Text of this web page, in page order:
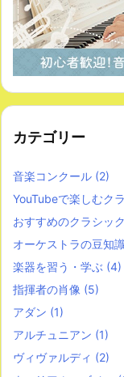
カテゴリー
音楽コンクール (2)
YouTubeで楽しむク
おすすめのクラシック
オーケストラの豆知
楽器を習う・学ぶ (4)
指揮者の肖像 (5)
アダン (1)
アルチュニアン (1)
ヴィヴァルディ (2)